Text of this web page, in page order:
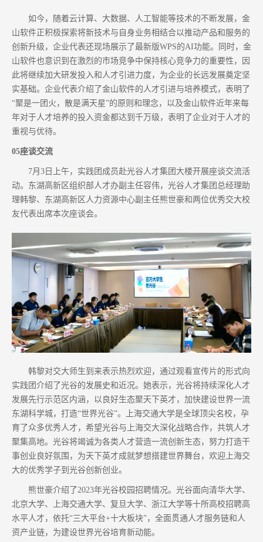
如今，随着云计算、大数据、人工智能等技术的不断发展，金
山软件正积极探索将新技术与自身业务相结合以推动产品和服务的
创新升级，企业代表还现场展示了最新版WPS的AI功能。同时，金
山软件也意识到在激烈的市场竞争中保持核心竞争力的重要性，因
此将继续加大研发投入和人才引进力度，为企业的长远发展奠定坚
实基础。企业代表介绍了金山软件的人才引进与培养模式，表明了
“聚是一团火，散是满天星”的原则和理念，以及金山软件近年来每
年对于人才培养的投入资金都达到千万级，表明了企业对于人才的
重视与优待。
05座谈交流
7月3日上午，实践团成员赴光谷人才集团大楼开展座谈交流活
动。东湖高新区组织部人才办副主任容伟，光谷人才集团总经理助
理韩黎、东湖高新区人力资源中心副主任熊世豪和两位优秀交大校
友代表出席本次座谈会。
韩黎对交大师生到来表示热烈欢迎，通过观看宣传片的形式向
实践团介绍了光谷的发展史和近况。她表示，光谷将持续深化人才
发展先行示范区内涵，以良好生态聚天下英才，加快建设世界一流
东湖科学城，打造“世界光谷”。上海交通大学是全球顶尖名校，孕
育了众多优秀人才，希望光谷与上海交大深化战略合作，共筑人才
聚集高地。光谷将竭诚为各类人才营造一流创新生态，努力打造干
事创业良好氛围，为天下英才成就梦想搭建世界舞台，欢迎上海交
大的优秀学子到光谷创新创业。
熊世豪介绍了2023年光谷校园招聘情况。光谷面向清华大学、
北京大学、上海交通大学、复旦大学、浙江大学等十所高校招聘高
水平人才，依托“三大平台+十大板块”，全面贯通人才服务链和人
资产业链，为建设世界光谷培育新动能。